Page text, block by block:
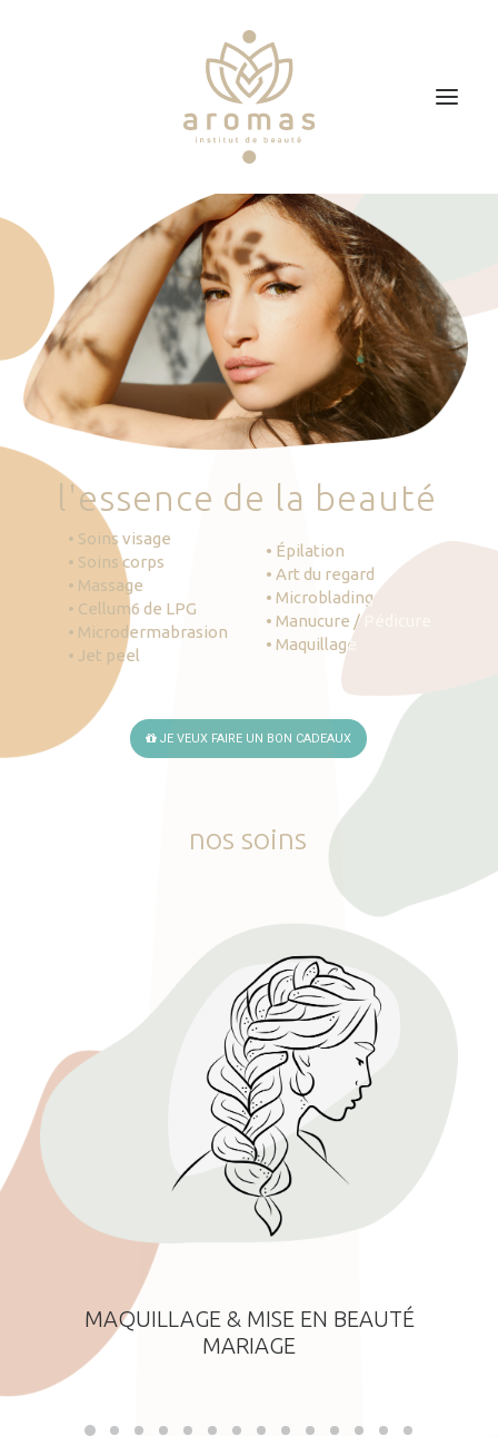
Soins
Je veux faire un bon cadeau
Plan d’accès
Prendre RDV
'essence de la beauté
• Soins visage
• Soins corps
• Massage
• Cellum6 de LPG
• Microdermabrasion
• Jet peel
• Épilation
• Art du regard
• Microblading
• Manucure / Pédicure
• Maquillage
JE VEUX FAIRE UN BON CADEAUX
nos soins
MAQUILLAGE & MISE EN BEAUTÉ
MARIAGE